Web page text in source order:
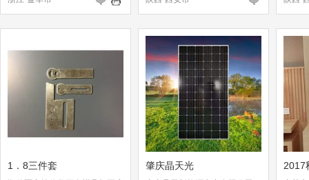
1．8三件套 肇庆晶天光 2017